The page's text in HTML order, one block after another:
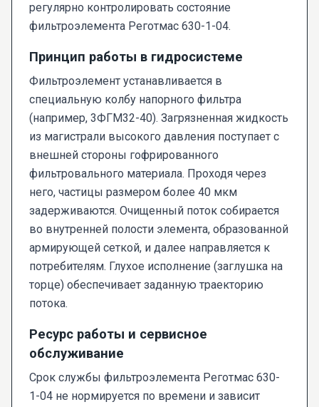
регулярно контролировать состояние
фильтроэлемента Реготмас 630-1-04.
Принцип работы в гидросистеме
Фильтроэлемент устанавливается в
специальную колбу напорного фильтра
(например, 3ФГМ32-40). Загрязненная жидкость
из магистрали высокого давления поступает с
внешней стороны гофрированного
фильтровального материала. Проходя через
него, частицы размером более 40 мкм
задерживаются. Очищенный поток собирается
во внутренней полости элемента, образованной
армирующей сеткой, и далее направляется к
потребителям. Глухое исполнение (заглушка на
торце) обеспечивает заданную траекторию
потока.
Ресурс работы и сервисное
обслуживание
Срок службы фильтроэлемента Реготмас 630-
1-04 не нормируется по времени и зависит